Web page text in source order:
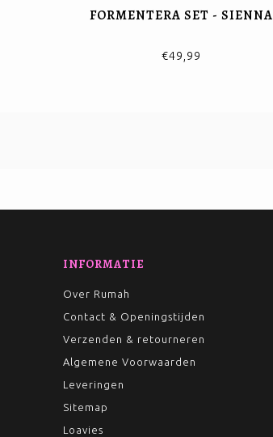
FORMENTERA SET - SIENNA
€49,99
INFORMATIE
Over Rumah
Contact & Openingstijden
Verzenden & retourneren
Algemene Voorwaarden
Leveringen
Sitemap
Loavies